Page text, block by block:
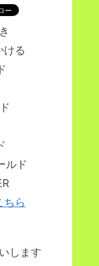
ける
ルド
ちら
します